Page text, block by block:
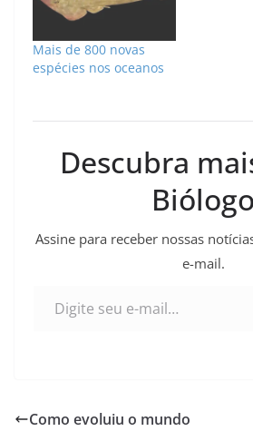
Mais de 800 novas
espécies nos oceanos
Descubra
Biólogo
Assine para receber nossas
e-mail.
Como evoluiu o mundo